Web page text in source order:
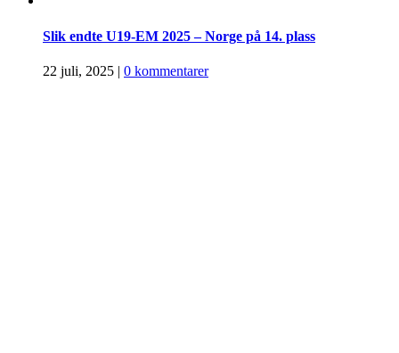
Slik endte U19-EM 2025 – Norge på 14. plass
22 juli, 2025 | 0 kommentarer